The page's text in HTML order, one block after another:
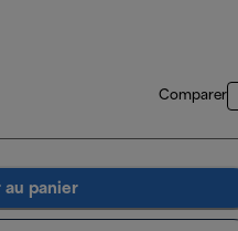
Comparer
panier